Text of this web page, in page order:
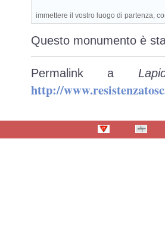
immettere il vostro luogo di partenza,
Questo monumento è
Permalink a
http://